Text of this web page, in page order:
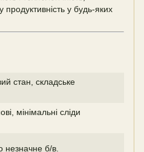
у будь-яких
стан, складське
мінімальні сліди
незначне б/в.